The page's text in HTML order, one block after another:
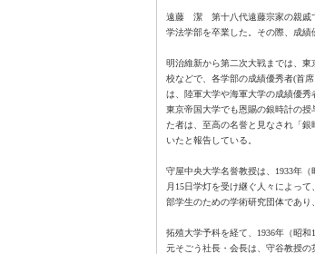
遠藤 潔 第十八代遠藤宗家の親戚
学法学部を卒業した。その際、成績
明治維新から第二次大戦までは、
校などで、各学部の成績優秀者(首
は、陸軍大学や海軍大学の成績優秀
東京帝国大学でも恩賜の銀時計の
た者は、至高の名誉と見なされ「
いたと報告している。
守屋中央大学名誉教授は、1933年
月15日学灯を受け継ぐ人々によっ
部学生のための学術研究団体であり
拓殖大学予科を経て、1936年（昭
元そごう社長・会長は、守谷教授の